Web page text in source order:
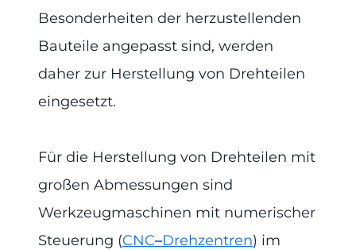
Besonderheiten der herzustellenden
Bauteile angepasst sind, werden
daher zur Herstellung von Drehteilen
eingesetzt.
Für die Herstellung von Drehteilen mit
großen Abmessungen sind
Werkzeugmaschinen mit numerischer
Steuerung (CNC–Drehzentren) im